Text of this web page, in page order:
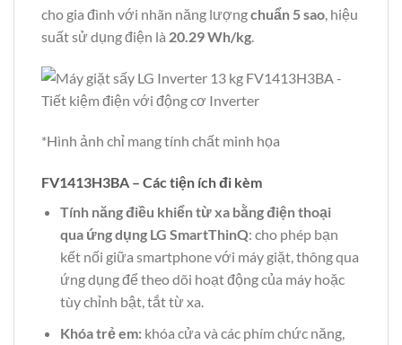
cho gia đình với nhãn năng lượngchuẩn 5 sao , hiệu
suất sử dụng điện là 20.29 Wh/kg
*Hình ảnh chỉ mang tính chất minh họa
FV1413H3BA – Các tiện ích đi kèm
Tính năng điều khiển từ xa bằng điện thoại
qua ứng dụng LG SmartThinQ: cho phép bạn
kết nối giữa smartphone với máy giặt, thông qua
ứng dụng để theo dõi hoạt động của máy hoặc
tùy chỉnh bật, tắt từ xa.
Khóa trẻ em: khóa cửa và các phím chức năng,